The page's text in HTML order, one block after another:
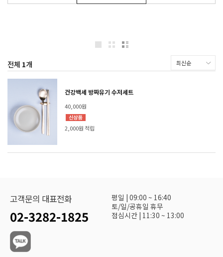
전체 1개
건강백세 방짜유기 수저세트
40,000원
2,000원 적립
고객문의 대표전화
02-3282-1825
평일 | 09:00 ~ 16:40
토/일/공휴일 휴무
점심시간 | 11:30 ~ 13:00